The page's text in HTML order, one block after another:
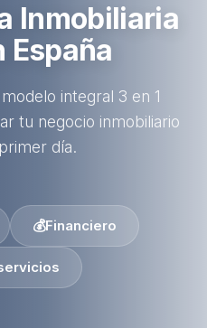
Inmobiliaria
España
integral 3 en 1
tu negocio inmobiliario
día.
💰Financiero